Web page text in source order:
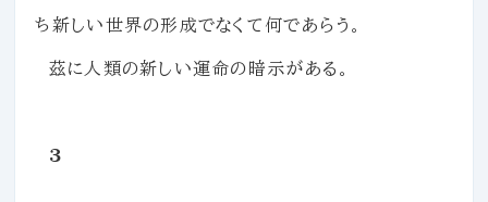
ち新しい世界の形成でなくて何であらう。
茲に人類の新しい運命の暗示がある。
３